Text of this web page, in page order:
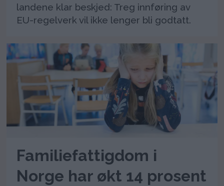
landene klar beskjed: Treg innføring av
EU-regelverk vil ikke lenger bli godtatt.
Familiefattigdom i
Norge har økt 14 prosent